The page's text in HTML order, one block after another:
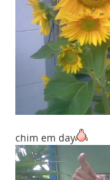
chim em day